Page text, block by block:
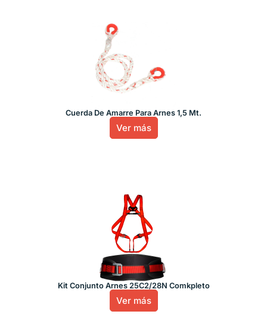
Cuerda De Amarre Para Arnes 1,5 Mt.
Ver más
Kit Conjunto Arnes 25C2/28N Comkpleto
Ver más